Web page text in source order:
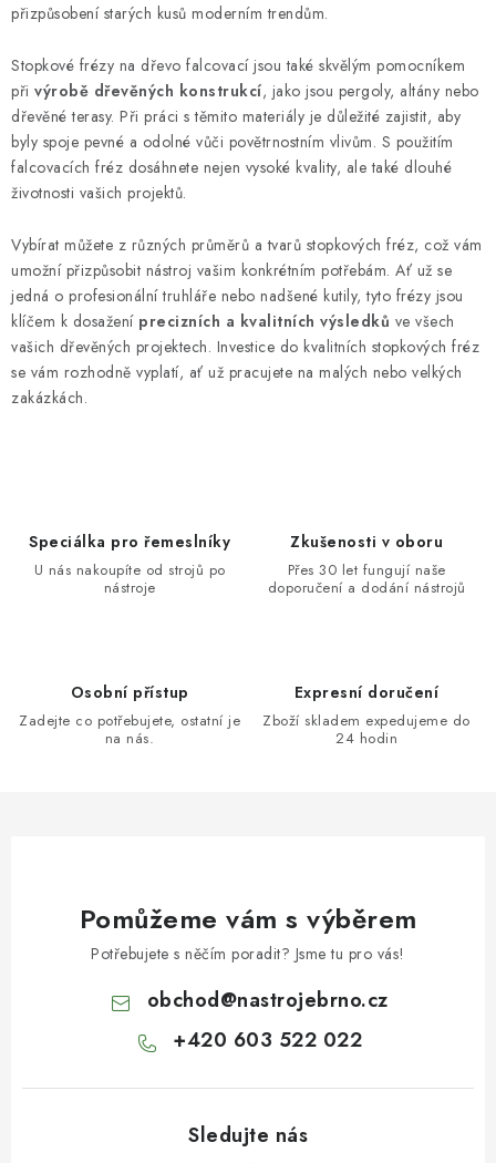
přizpůsobení starých kusů moderním trendům.
Stopkové frézy na dřevo falcovací jsou také skvělým pomocníkem
při výrobě dřevěných konstrukcí, jako jsou pergoly, altány nebo
dřevěné terasy. Při práci s těmito materiály je důležité zajistit, aby
byly spoje pevné a odolné vůči povětrnostním vlivům. S použitím
falcovacích fréz dosáhnete nejen vysoké kvality, ale také dlouhé
životnosti vašich projektů.
Vybírat můžete z různých průměrů a tvarů stopkových fréz, což vám
umožní přizpůsobit nástroj vašim konkrétním potřebám. Ať už se
jedná o profesionální truhláře nebo nadšené kutily, tyto frézy jsou
klíčem k dosažení precizních a kvalitních výsledků ve všech
vašich dřevěných projektech. Investice do kvalitních stopkových fréz
se vám rozhodně vyplatí, ať už pracujete na malých nebo velkých
zakázkách.
Speciálka pro řemeslníky
U nás nakoupíte od strojů po
nástroje
Zkušenosti v oboru
Přes 30 let fungují naše
doporučení a dodání nástrojů
Osobní přístup
Zadejte co potřebujete, ostatní je
na nás.
Expresní doručení
Zboží skladem expedujeme do
24 hodin
Pomůžeme vám s výběrem
Potřebujete s něčím poradit? Jsme tu pro vás!
obchod@nastrojebrno.cz
+420 603 522 022